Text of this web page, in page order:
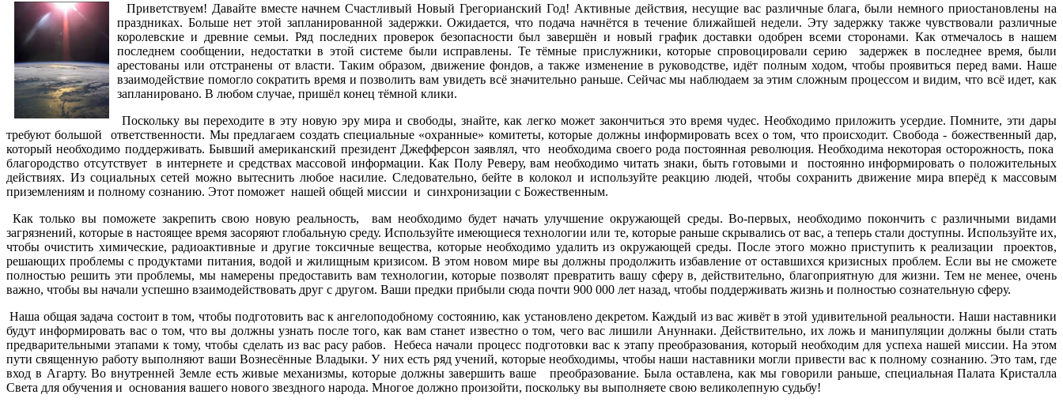
Приветствуем! Давайте вместе начнем Счастливый Новый Грегорианский Год! Активные действия, несущие вас различные блага, были немного приостановлены на
праздниках. Больше нет этой запланированной задержки. Ожидается, что подача начнётся в течение ближайшей недели. Эту задержку также чувствовали различные
королевские и древние семьи. Ряд последних проверок безопасности был завершён и новый график доставки одобрен всеми сторонами. Как отмечалось в нашем
последнем сообщении, недостатки в этой системе были исправлены. Те тёмные прислужники, которые спровоцировали серию задержек в последнее время, были
арестованы или отстранены от власти. Таким образом, движение фондов, а также изменение в руководстве, идёт полным ходом, чтобы проявиться перед вами. Наше
взаимодействие помогло сократить время и позволить вам увидеть всё значительно раньше. Сейчас мы наблюдаем за этим сложным процессом и видим, что всё идет, как
запланировано. В любом случае, пришёл конец тёмной клики.
Поскольку вы переходите в эту новую эру мира и свободы, знайте, как легко может закончиться это время чудес. Необходимо приложить усердие. Помните, эти дары
требуют большой ответственности. Мы предлагаем создать специальные «охранные» комитеты, которые должны информировать всех о том, что происходит. Свобода - божественный дар,
который необходимо поддерживать. Бывший американский президент Джефферсон заявлял, что необходима своего рода постоянная революция. Необходима некоторая осторожность, пока
благородство отсутствует в интернете и средствах массовой информации. Как Полу Реверу, вам необходимо читать знаки, быть готовыми и постоянно информировать о положительных
действиях. Из социальных сетей можно вытеснить любое насилие. Следовательно, бейте в колокол и используйте реакцию людей, чтобы сохранить движение мира вперёд к массовым
приземлениям и полному сознанию. Этот поможет нашей общей миссии и синхронизации с Божественным.
Как только вы поможете закрепить свою новую реальность, вам необходимо будет начать улучшение окружающей среды. Во-первых, необходимо покончить с различными видами
загрязнений, которые в настоящее время засоряют глобальную среду. Используйте имеющиеся технологии или те, которые раньше скрывались от вас, а теперь стали доступны. Используйте их,
чтобы очистить химические, радиоактивные и другие токсичные вещества, которые необходимо удалить из окружающей среды. После этого можно приступить к реализации проектов,
решающих проблемы с продуктами питания, водой и жилищным кризисом. В этом новом мире вы должны продолжить избавление от оставшихся кризисных проблем. Если вы не сможете
полностью решить эти проблемы, мы намерены предоставить вам технологии, которые позволят превратить вашу сферу в, действительно, благоприятную для жизни. Тем не менее, очень
важно, чтобы вы начали успешно взаимодействовать друг с другом. Ваши предки прибыли сюда почти 900 000 лет назад, чтобы поддерживать жизнь и полностью сознательную сферу.
Наша общая задача состоит в том, чтобы подготовить вас к ангелоподобному состоянию, как установлено декретом. Каждый из вас живёт в этой удивительной реальности. Наши наставники
будут информировать вас о том, что вы должны узнать после того, как вам станет известно о том, чего вас лишили Ануннаки. Действительно, их ложь и манипуляции должны были стать
предварительными этапами к тому, чтобы сделать из вас расу рабов. Небеса начали процесс подготовки вас к этапу преобразования, который необходим для успеха нашей миссии. На этом
пути священную работу выполняют ваши Вознесённые Владыки. У них есть ряд учений, которые необходимы, чтобы наши наставники могли привести вас к полному сознанию. Это там, где
вход в Агарту. Во внутренней Земле есть живые механизмы, которые должны завершить ваше преобразование. Была оставлена, как мы говорили раньше, специальная Палата Кристалла
Света для обучения и основания вашего нового звездного народа. Многое должно произойти, поскольку вы выполняете свою великолепную судьбу!